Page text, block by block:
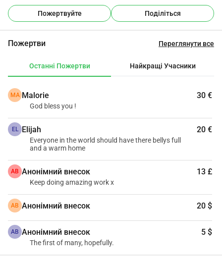
брудним, навіть не маючи шансу досягти дорослого
життя. Я щиро прошу вас вжити заходів і
повинно бути багато, і для них це матиме величезне
родині шанс на життя. З любов'ю, Марія
Пожертвуйте Поділіться
Пожертви Переглянути все
Останні Пожертви Найкращі Учасники
MA Malorie 30 €
God bless you !
EL Elijah 20 €
Everyone in the world should have there bellys full
and a warm home
АВ Анонімний внесок 13 £
Keep doing amazing work x
АВ Анонімний внесок 20 $
АВ Анонімний внесок 5 $
The first of many, hopefully.